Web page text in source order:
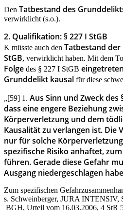
Den Tatbestand des
verwirklicht (s.o.).
2. Qualifikation: § 227 I StGB
K müsste auch den Tatbestand der
StGB, verwirklicht haben. Mit dem
Folge des § 227 I StGB eingetreten
Grunddelikt kausal für diese
„[59] 1. Aus Sinn und Zweck des
dass eine engere Beziehung
Körperverletzung und dem
Kausalität zu verlangen ist.
nur für solche
spezifische Risiko anhaftet,
führen. Gerade diese Gefahr
Ausgang niedergeschlagen
Zum spezifischen
s. Schweinberger, JURA INTENSIV,
BGH, Urteil vom 16.03.2006, 4 StR